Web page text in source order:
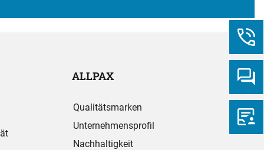
ALLPAX
Qualitätsmarken
Unternehmensprofil
Nachhaltigkeit